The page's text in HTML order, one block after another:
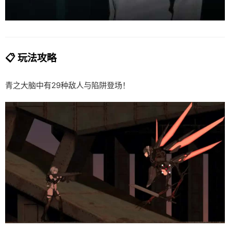
📋 玩法攻略
青之大脑中有29种敌人与陷阱登场！